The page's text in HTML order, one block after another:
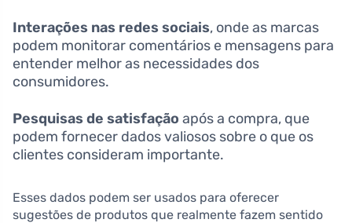
Interações nas redes sociais, onde as marcas
podem monitorar comentários e mensagens para
entender melhor as necessidades dos
consumidores.
Pesquisas de satisfação após a compra, que
podem fornecer dados valiosos sobre o que os
clientes consideram importante.
Esses dados podem ser usados para oferecer
sugestões de produtos que realmente fazem sentido